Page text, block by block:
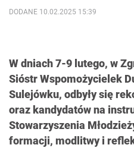
W dniach 7-9 lutego, w
Sióstr Wspomożycielek
Sulejówku, odbyły się
oraz kandydatów na
Stowarzyszenia
formacji, modlitwy i
DODANE 10.02.2025 15:39